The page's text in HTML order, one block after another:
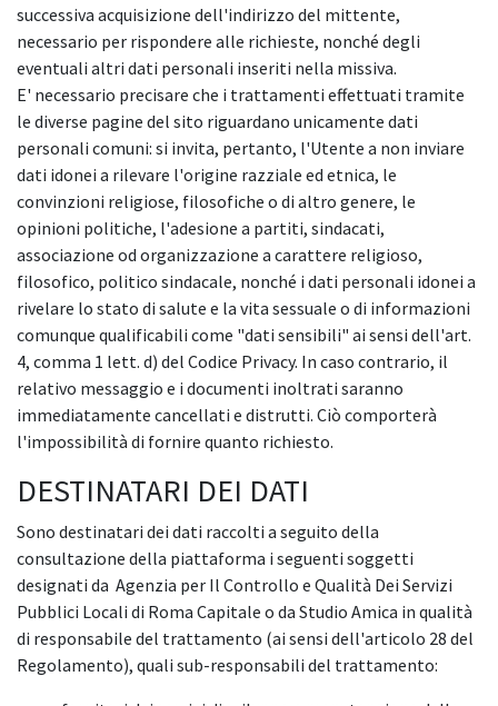
successiva acquisizione dell'indirizzo del mittente,
necessario per rispondere alle richieste, nonché degli
eventuali altri dati personali inseriti nella missiva.
E' necessario precisare che i trattamenti effettuati tramite
le diverse pagine del sito riguardano unicamente dati
personali comuni: si invita, pertanto, l'Utente a non inviare
dati idonei a rilevare l'origine razziale ed etnica, le
convinzioni religiose, filosofiche o di altro genere, le
opinioni politiche, l'adesione a partiti, sindacati,
associazione od organizzazione a carattere religioso,
filosofico, politico sindacale, nonché i dati personali idonei a
rivelare lo stato di salute e la vita sessuale o di informazioni
comunque qualificabili come "dati sensibili" ai sensi dell'art.
4, comma 1 lett. d) del Codice Privacy. In caso contrario, il
relativo messaggio e i documenti inoltrati saranno
immediatamente cancellati e distrutti. Ciò comporterà
l'impossibilità di fornire quanto richiesto.
DESTINATARI DEI DATI
Sono destinatari dei dati raccolti a seguito della
consultazione della piattaforma i seguenti soggetti
designati da Agenzia per Il Controllo e Qualità Dei Servizi
Pubblici Locali di Roma Capitale o da Studio Amica in qualità
di responsabile del trattamento (ai sensi dell'articolo 28 del
Regolamento), quali sub-responsabili del trattamento: